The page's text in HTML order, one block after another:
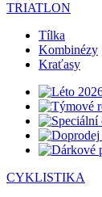
TRIATLON
Tílka
Kombinézy
Kraťasy
CYKLISTIKA